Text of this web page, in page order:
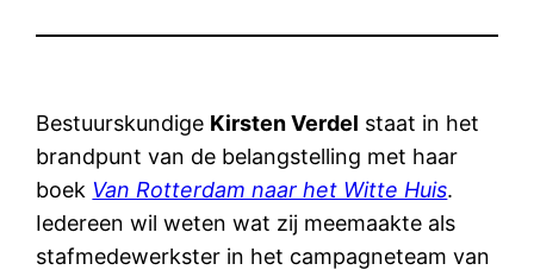
Bestuurskundige Kirsten Verdel staat in het
brandpunt van de belangstelling met haar
boek Van Rotterdam naar het Witte Huis.
Iedereen wil weten wat zij meemaakte als
stafmedewerkster in het campagneteam van